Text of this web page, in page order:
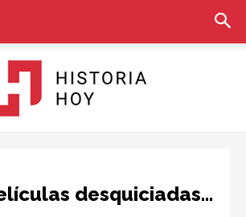
desquiciadas…